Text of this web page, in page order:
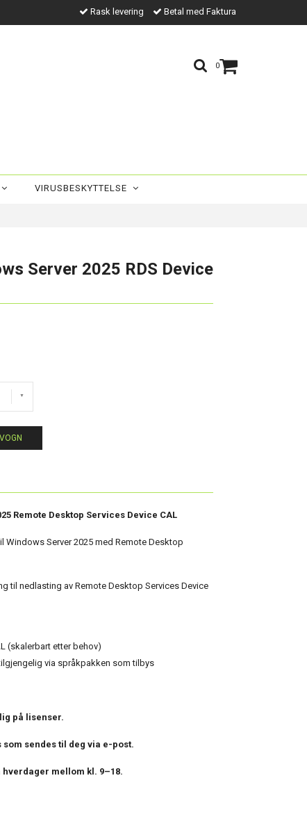
Rask levering Betal med Faktura
0
VIRUSBESKYTTELSE
Server 2025 RDS Device
Remote Desktop Services Device CAL
Windows Server 2025 med Remote Desktop
til nedlasting av Remote Desktop Services Device
(skalerbart etter behov)
via språkpakken som tilbys
på lisenser.
sendes til deg via e-post.
mellom kl. 9–18.